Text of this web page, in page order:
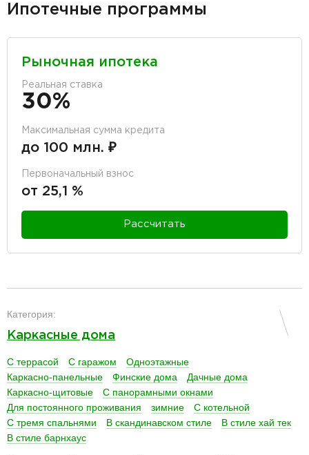
Ипотечные программы
Рыночная ипотека
Реальная ставка
30%
Максимальная сумма кредита
до 100 млн. ₽
Первоначальный взнос
от 25,1 %
Рассчитать
Категория:
Каркасные дома
С террасой С гаражом
Одноэтажные
Каркасно-панельные
Финские дома
Дачные дома
Каркасно-щитовые
С панорамными окнами
Для постоянного проживания
зимние
С котельной
С тремя спальнями
В скандинавском стиле
В стиле хай тек
В стиле барнхаус